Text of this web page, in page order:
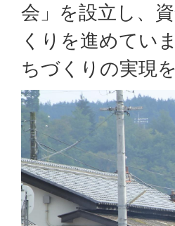
会」を設立し、
くりを進めてい
ちづくりの実現